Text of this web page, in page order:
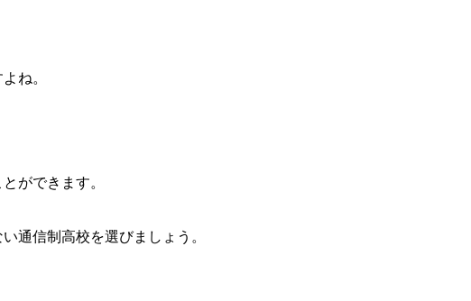
ね。
ができます。
通信制高校を選びましょう。